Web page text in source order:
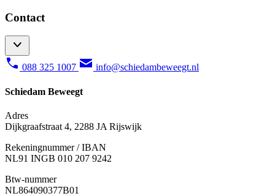
Contact
088 325 1007 info@schiedambeweegt.nl
Schiedam Beweegt
Adres
Dijkgraafstraat 4, 2288 JA Rijswijk
Rekeningnummer / IBAN
NL91 INGB 010 207 9242
Btw-nummer
NL864090377B01